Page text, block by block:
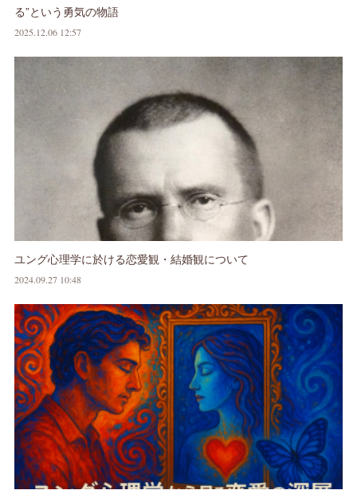
る”という勇気の物語
2025.12.06 12:57
ユング心理学に於ける恋愛観・結婚観について
2024.09.27 10:48